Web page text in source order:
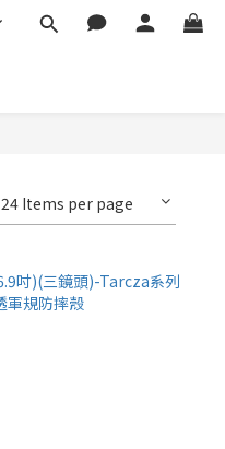
24 Items per page